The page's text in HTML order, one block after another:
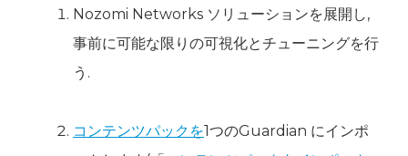
Nozomi Networks ソリューションを展開し,
事前に可能な限りの可視化とチューニングを行
う.
コンテンツパックを1つのGuardian にインポ